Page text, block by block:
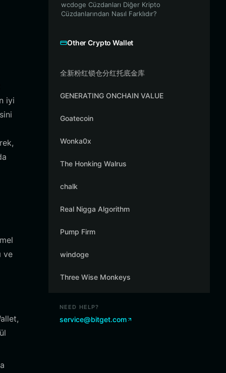
iyi
ve
wcdoge Cüzdanları Diğer Kripto
Cüzdanlarından Nasıl Farklıdır?
Other Crypto Wallet
全新粉红锁仓分红托底金库
GENERATING ONCHAIN VALUE
Goatecoin
Wonka0x
The Honking Walrus
chalk
Real Nigga Algorithm
Pump Firm
windoge
Three Wise Monkeys
NEED HELP?
service@bitget.com